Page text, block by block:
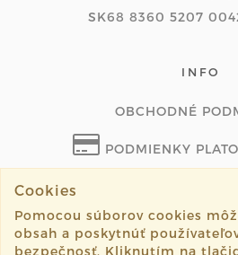
SK68 8360 5207
INFO
OBCHODNÉ
PODMIENKY
Cookies
Pomocou súborov cookies
obsah a poskytnúť
bezpečnosť. Kliknutím na